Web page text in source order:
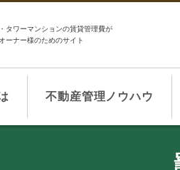
タワーマンションの賃貸管理費が
ーナー様のためのサイト
不動産管理ノウハウ